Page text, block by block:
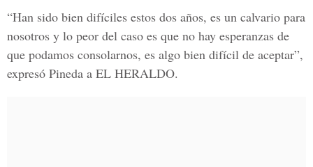
“Han sido bien difíciles estos dos años, es un calvario para
nosotros y lo peor del caso es que no hay esperanzas de
que podamos consolarnos, es algo bien difícil de aceptar”,
expresó Pineda a EL HERALDO.